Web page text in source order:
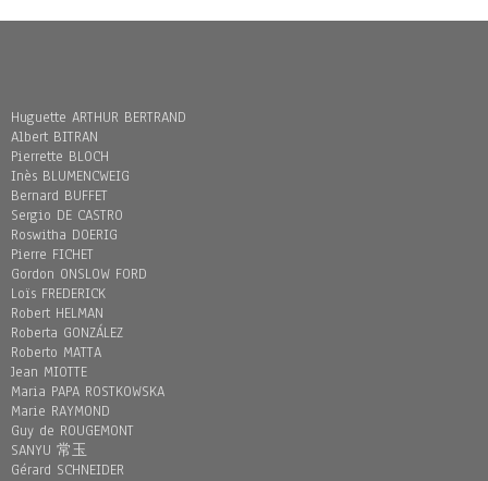
Huguette ARTHUR BERTRAND
Albert BITRAN
Pierrette BLOCH
Inès BLUMENCWEIG
Bernard BUFFET
Sergio DE CASTRO
Roswitha DOERIG
Pierre FICHET
Gordon ONSLOW FORD
Loïs FREDERICK
Robert HELMAN
Roberta GONZÁLEZ
Roberto MATTA
Jean MIOTTE
Maria PAPA ROSTKOWSKA
Marie RAYMOND
Guy de ROUGEMONT
SANYU 常玉
Gérard SCHNEIDER